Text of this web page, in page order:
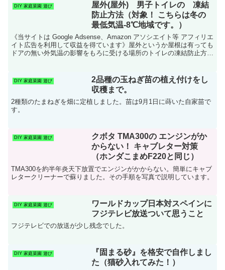
DIY 家庭菜園 遊び
屋外(屋外) 男子トイレの 凍結
防止方法（対象！ こちらは冬の
最低気温-8℃地域です。）
《当サイトは Google Adsense、Amazon アソシエイト等 アフィリエ
イト広告を利用して収益を得ています》屋外というか屋根は有っても
ドアの無い外気温の影響をもろに受ける場所のトイレの凍結防止方法
DIY 家庭菜園 遊び
2品種の玉ねぎ苗の植え付けをし
収穫まで。
2種類のたまねぎを畑に定植しました。苗は9月1日に蒔いた自家苗で
す。
DIY 家庭菜園 遊び
クボタ TMA300の エンジンがか
からない！ キャブレター対策
（ホンダこまめF220と同じ）
TMA300を約半年炎天下放置でエンジンがかからない。簡単にキャブ
レタークリーナーで蘇りました。その手順を写真で説明しています。
DIY 家庭菜園 遊び
ワールドカップ日本対スペインに
フジテレビ放送ついて思うこと
フジテレビでの放送が少し残念でした。
DIY 家庭菜園 遊び
『固まる砂』を格安で自作しまし
た（猫砂入れてみた！）